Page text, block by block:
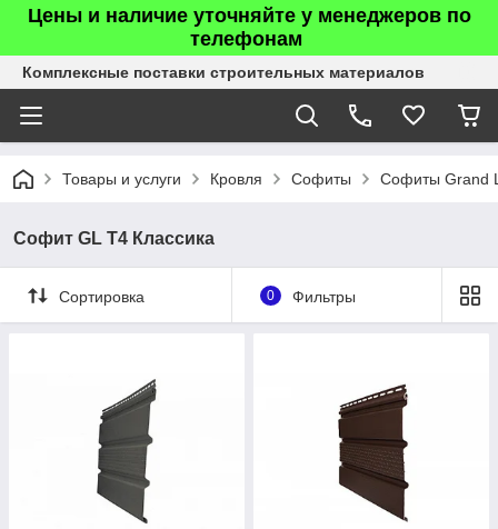
Цены и наличие уточняйте у менеджеров по
телефонам
Комплексные поставки строительных материалов
Товары и услуги Кровля Софиты Софиты Grand
Софит GL Т4 Классика
Сортировка 0 Фильтры